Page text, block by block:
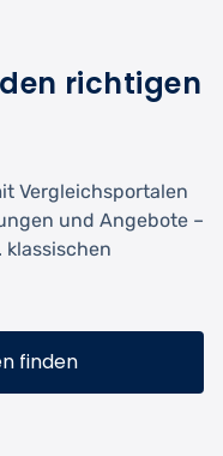
richtigen
Vergleichsportalen
und Angebote –
finden